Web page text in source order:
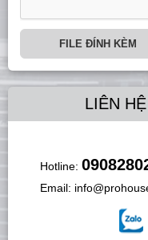
FILE ĐÍNH KÈM
LIÊN
Hotline:
Email: